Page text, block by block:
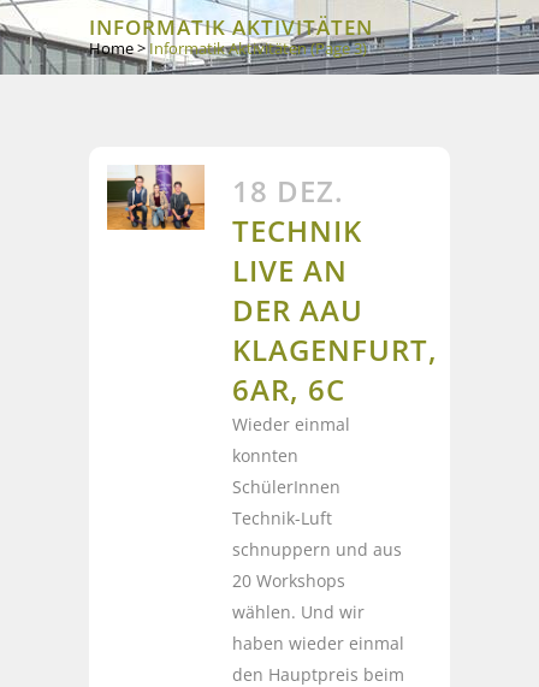
INFORMATIK AKTIVITÄTEN
Home> Informatik Aktivitäten(Page 3)
18 DEZ.
TECHNIK
LIVE AN
DER AAU
KLAGENFURT,
6AR, 6C
Wieder einmal
konnten
SchülerInnen
Technik-Luft
schnuppern und aus
20 Workshops
wählen. Und wir
haben wieder einmal
den Hauptpreis beim